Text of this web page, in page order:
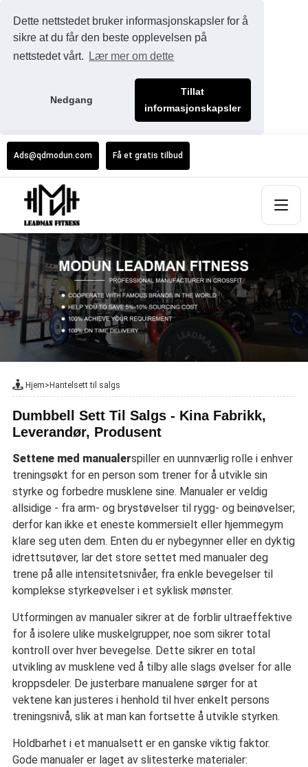
Dette nettstedet bruker informasjonskapsler for å
sikre at du får den beste opplevelsen på
nettstedet vårt.
Lær mer om dette
Nedgang
Tillat
informasjonskapsler
Ads@qdmodun.com Få et gratis tilbud
Hjem>Hantelsett til salgs
Dumbbell Sett Til Salgs - Kina Fabrikk,
Leverandør, Produsent
Settene med manualerspiller en uunnværlig rolle i enhver
treningsøkt for en person som trener for å utvikle sin
styrke og forbedre musklene sine. Manualer er veldig
allsidige - fra arm- og brystøvelser til rygg- og beinøvelser;
derfor kan ikke et eneste kommersielt eller hjemmegym
klare seg uten dem. Enten du er nybegynner eller en dyktig
idrettsutøver, lar det store settet med manualer deg
trene på alle intensitetsnivåer, fra enkle bevegelser til
komplekse styrkeøvelser i et syklisk mønster.
Utformingen av manualer sikrer at de forblir ultraeffektive
for å isolere ulike muskelgrupper, noe som sikrer total
kontroll over hver bevegelse. Dette sikrer en total
utvikling av musklene ved å tilby alle slags øvelser for alle
kroppsdeler. De justerbare manualene sørger for at
vektene kan justeres i henhold til hver enkelt persons
treningsnivå, slik at man kan fortsette å utvikle styrken.
Holdbarhet i et manualsett er en ganske viktig faktor.
Gode manualer er laget av slitesterke materialer: